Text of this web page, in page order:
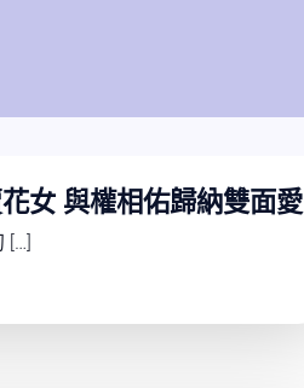
女 與權相佑歸納雙面愛
[…]